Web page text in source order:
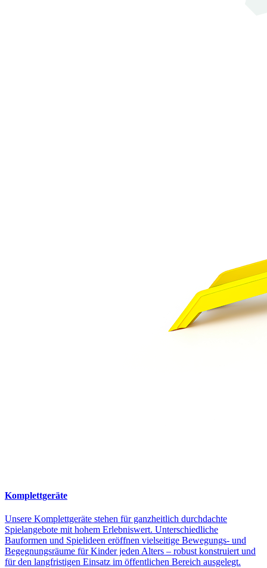
Komplettgeräte
Unsere Komplettgeräte stehen für ganzheitlich durchdachte
Spielangebote mit hohem Erlebniswert. Unterschiedliche
Bauformen und Spielideen eröffnen vielseitige Bewegungs- und
Begegnungsräume für Kinder jeden Alters – robust konstruiert und
für den langfristigen Einsatz im öffentlichen Bereich ausgelegt.